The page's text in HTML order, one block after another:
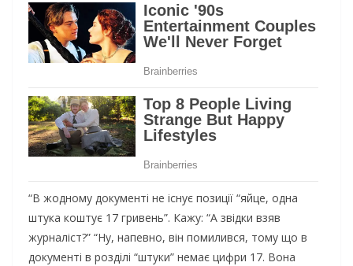
“В жодному документі не існує позиції “яйце, одна
штука коштує 17 гривень”. Кажу: “А звідки взяв
журналіст?” “Ну, напевно, він помилився, тому що в
документі в розділі “штуки” немає цифри 17. Вона